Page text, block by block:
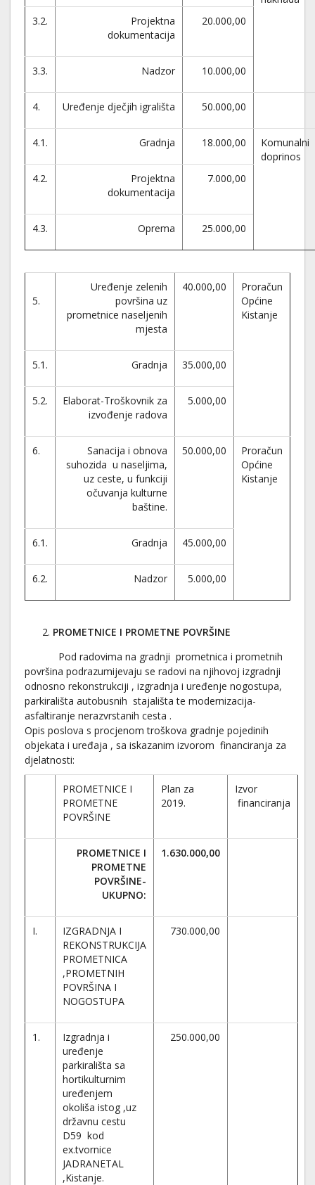
3.2.
Projektna
dokumentacija
20.000,00
3.3. Nadzor 10.000,00
4. Uređenje dječjih igrališta 50.000,00
4.1. Gradnja 18.000,00
Komunalni
doprinos
4.2.
Projektna
dokumentacija
7.000,00
4.3. Oprema 25.000,00
5.
Uređenje zelenih
površina uz
prometnice naseljenih
mjesta
40.000,00
Proračun
Općine
Kistanje
5.1. Gradnja 35.000,00
5.2.
Elaborat-Troškovnik za
izvođenje radova
5.000,00
6.
Sanacija i obnova
suhozida u naseljima,
uz ceste, u funkciji
očuvanja kulturne
baštine.
50.000,00
Proračun
Općine
Kistanje
6.1. Gradnja 45.000,00
6.2. Nadzor 5.000,00
PROMETNICE I PROMETNE POVRŠINE
Pod radovima na gradnji prometnica i prometnih
površina podrazumijevaju se radovi na njihovoj izgradnji
odnosno rekonstrukciji , izgradnja i uređenje nogostupa,
parkirališta autobusnih stajališta te modernizacija-
asfaltiranje nerazvrstanih cesta .
Opis poslova s procjenom troškova gradnje pojedinih
objekata i uređaja , sa iskazanim izvorom financiranja za
djelatnosti:
PROMETNICE I
PROMETNE
POVRŠINE
Plan za
2019.
Izvor
financiranja
PROMETNICE I
PROMETNE
POVRŠINE-
UKUPNO:
1.630.000,00
I.
IZGRADNJA I
REKONSTRUKCIJA
PROMETNICA
,PROMETNIH
POVRŠINA I
NOGOSTUPA
730.000,00
1.
Izgradnja i
uređenje
parkirališta sa
hortikulturnim
uređenjem
okoliša istog ,uz
državnu cestu
D59 kod
ex.tvornice
JADRANETAL
,Kistanje.
250.000,00